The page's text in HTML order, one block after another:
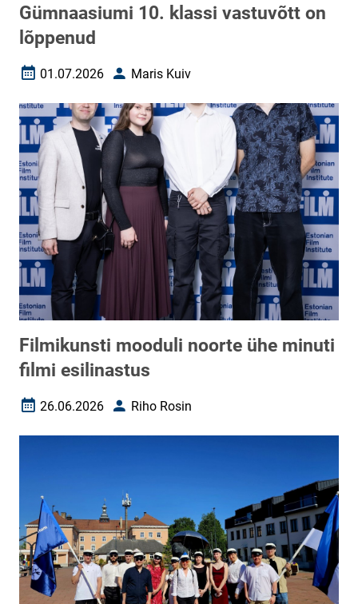
Gümnaasiumi 10. klassi vastuvõtt on
lõppenud
Loomise kuupäev
01.07.2026 AutorMaris Kuiv
Filmikunsti mooduli noorte ühe minuti
filmi esilinastus
Loomise kuupäev
26.06.2026 AutorRiho Rosin